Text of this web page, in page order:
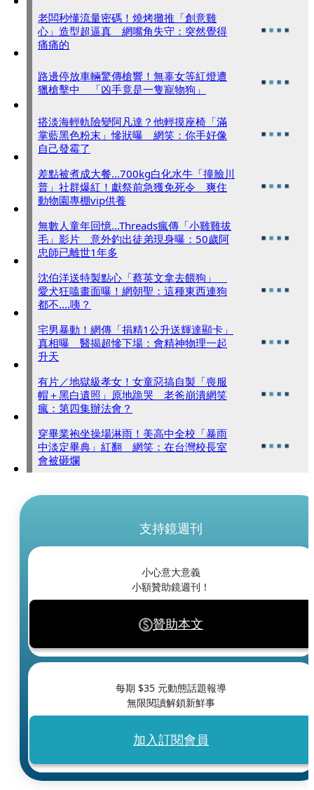
老闆秒懂流量密碼！燒烤攤推「創意雞
心」造型超逼真 網嘴角失守：突然覺得
痛痛的
路邊停放車輛驚傳槍響！無辜女等紅燈遭
獵槍擊中 「凶手竟是一隻寵物狗」
搭淡海輕軌險變阿凡達？他輕摸座椅「滿
掌藍黑色粉末」慘狀曝 網笑：你手好像
自己發霉了
差點被煮成大餐...700kg白化水牛「撞臉川
普」社群爆紅！獻祭前急獲免死令 爽住
動物園專棚vip供養
無數人童年回憶...Threads瘋傳「小雞雞拔
毛」影片 意外釣出徒弟現身曝：50歲阿
忠師已離世1年多
沈伯洋送特製點心「蔡英文拿去餵狗」
愛犬狂嗑畫面曝！網朝聖：這種東西連狗
都不....咦？
宅男暴動！網傳「捐精1公升送輝達顯卡」
真相曝 醫揭超慘下場：會精神物理一起
升天
有片／地獄級孝女！女童惡搞自製「喪服
帽＋黑白遺照」原地跪哭 老爸崩潰網笑
瘋：第四集辦法會？
穿畢業袍坐操場淋雨！美高中全校「暴雨
中淡定畢典」紅翻 網笑：在台灣校長室
會被砸爛
支持鏡週刊
小心意大意義
小額贊助鏡週刊！
贊助本文
每期 $35 元動態話題報導
無限閱讀解鎖新鮮事
加入訂閱會員